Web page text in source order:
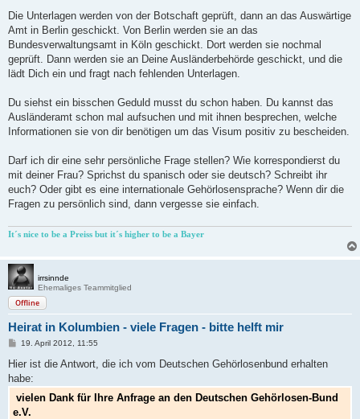
Die Unterlagen werden von der Botschaft geprüft, dann an das Auswärtige
Amt in Berlin geschickt. Von Berlin werden sie an das
Bundesverwaltungsamt in Köln geschickt. Dort werden sie nochmal
geprüft. Dann werden sie an Deine Ausländerbehörde geschickt, und die
lädt Dich ein und fragt nach fehlenden Unterlagen.
Du siehst ein bisschen Geduld musst du schon haben. Du kannst das
Ausländeramt schon mal aufsuchen und mit ihnen besprechen, welche
Informationen sie von dir benötigen um das Visum positiv zu bescheiden.
Darf ich dir eine sehr persönliche Frage stellen? Wie korrespondierst du
mit deiner Frau? Sprichst du spanisch oder sie deutsch? Schreibt ihr
euch? Oder gibt es eine internationale Gehörlosensprache? Wenn dir die
Fragen zu persönlich sind, dann vergesse sie einfach.
It´s nice to be a Preiss but it´s higher to be a Bayer
irrsinnde
Ehemaliges Teammitglied
Offline
Heirat in Kolumbien - viele Fragen - bitte helft mir
B
i
r
a
g
19. April 2012, 11:55
Hier ist die Antwort, die ich vom Deutschen Gehörlosenbund erhalten
habe:
vielen Dank für Ihre Anfrage an den Deutschen Gehörlosen-Bund
e.V.